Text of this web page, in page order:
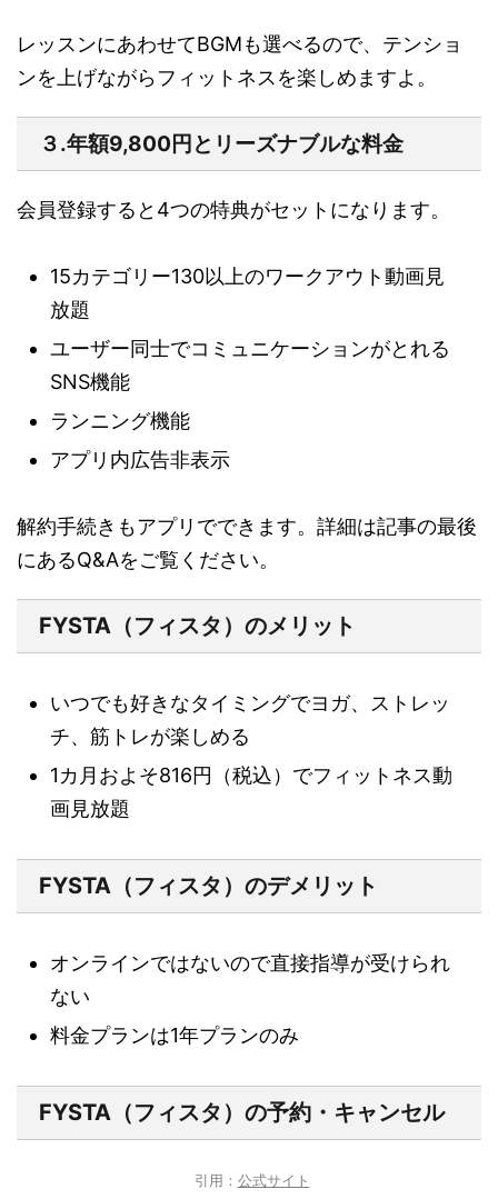
レッスンにあわせてBGMも選べるので、テンショ
ンを上げながらフィットネスを楽しめますよ。
３.年額9,800円とリーズナブルな料金
会員登録すると4つの特典がセットになります。
15カテゴリー130以上のワークアウト動画見
放題
ユーザー同士でコミュニケーションがとれる
SNS機能
ランニング機能
アプリ内広告非表示
解約手続きもアプリでできます。詳細は記事の最後
にあるQ&Aをご覧ください。
FYSTA（フィスタ）のメリット
いつでも好きなタイミングでヨガ、ストレッ
チ、筋トレが楽しめる
1カ月およそ816円（税込）でフィットネス動
画見放題
FYSTA（フィスタ）のデメリット
オンラインではないので直接指導が受けられ
ない
料金プランは1年プランのみ
FYSTA（フィスタ）の予約・キャンセル
引用： 公式サイト